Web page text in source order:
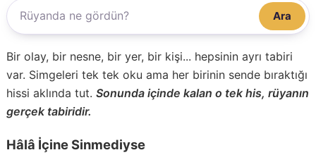
Ara
Bir olay, bir nesne, bir yer, bir kişi... hepsinin ayrı tabiri
var. Simgeleri tek tek oku ama her birinin sende bıraktığı
hissi aklında tut. Sonunda içinde kalan o tek his, rüyanın
gerçek tabiridir.
Hâlâ İçine Sinmediyse